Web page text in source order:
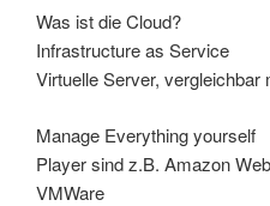
Was ist die Cloud?
Infrastructure as Service
Virtuelle Server, vergleichbar
Manage Everything yourself
Player sind z.B. Amazon
VMWare